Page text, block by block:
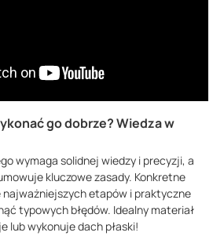
go dobrze? Wiedza w
wymaga solidnej wiedzy i precyzji, a
kluczowe zasady. Konkretne
najważniejszych etapów i praktyczne
typowych błędów. Idealny materiał
lub wykonuje dach płaski!